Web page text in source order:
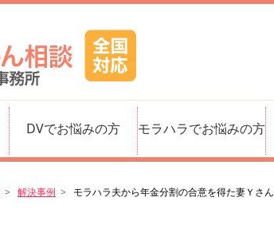
DVでお悩みの方 モラハラでお悩みの方
解決事例 モラハラ夫から年金分割の合意を得た妻Ｙさ